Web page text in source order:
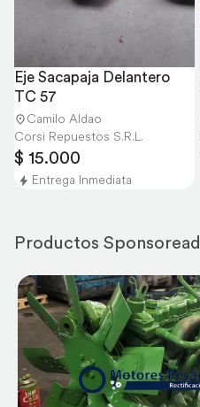
Eje Sacapaja Delantero
TC 57
Camilo Aldao
Corsi Repuestos S.R.L.
$ 15.000
Entrega Inmediata
Productos